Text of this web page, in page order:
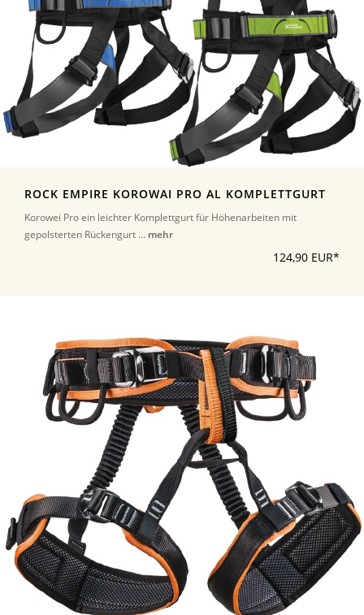
ROCK EMPIRE KOROWAI PRO AL KOMPLETTGURT
Korowei Pro ein leichter Komplettgurt für Höhenarbeiten mit
gepolsterten Rückengurt ... mehr
124,90 EUR*